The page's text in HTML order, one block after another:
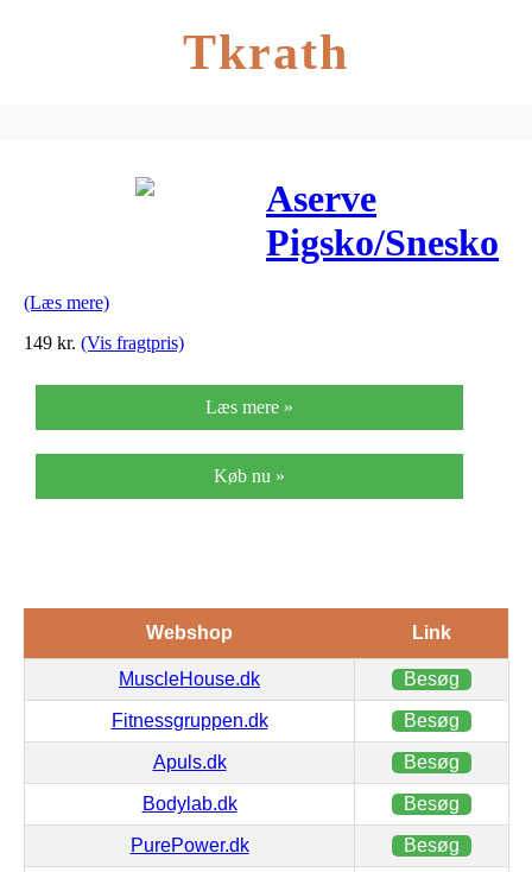
Tkrath
Aserve
Pigsko/Snesko
(Læs mere)
149 kr. (Vis fragtpris)
Læs mere »
Køb nu »
Webshop Link
MuscleHouse.dk Besøg
Fitnessgruppen.dk Besøg
Apuls.dk Besøg
Bodylab.dk Besøg
PurePower.dk Besøg